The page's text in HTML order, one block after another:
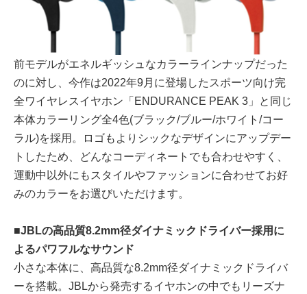
前モデルがエネルギッシュなカラーラインナップだった
のに対し、今作は2022年9月に登場したスポーツ向け完
全ワイヤレスイヤホン「ENDURANCE PEAK 3」と同じ
本体カラーリング全4色(ブラック/ブルー/ホワイト/コー
ラル)を採用。ロゴもよりシックなデザインにアップデー
トしたため、どんなコーディネートでも合わせやすく、
運動中以外にもスタイルやファッションに合わせてお好
みのカラーをお選びいただけます。
■JBLの高品質8.2mm径ダイナミックドライバー採用に
よるパワフルなサウンド
小さな本体に、高品質な8.2mm径ダイナミックドライバ
ーを搭載。JBLから発売するイヤホンの中でもリーズナ